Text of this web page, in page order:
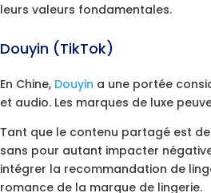
leurs valeurs fondamentales.
Douyin (TikTok)
En Chine, Douyin a une portée
et audio. Les marques de luxe
Tant que le contenu partagé est
sans pour autant impacter
intégrer la recommandation de
romance de la marque de lingerie.